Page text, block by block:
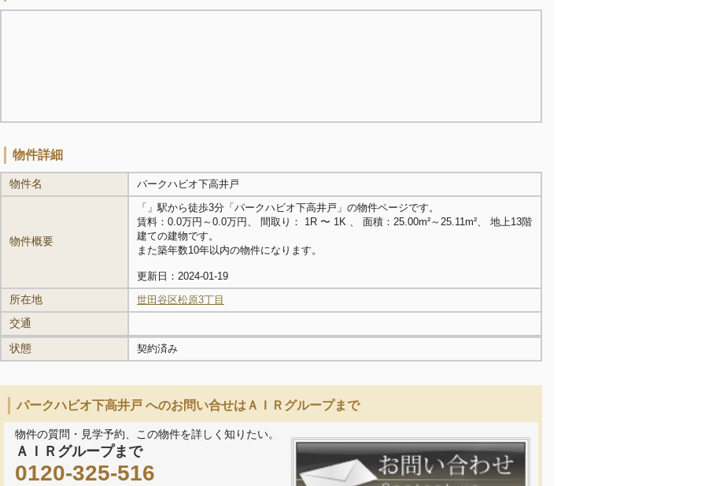
物件詳細
物件名 パークハビオ下高井戸
物件概要
「 」駅から徒歩3分「パークハビオ下高井戸」の物件ページです。
賃料：0.0万円～0.0万円、 間取り： 1R 〜 1K 、 面積：25.00m²～25.11m²、 地上13階
建ての建物です。
また築年数10年以内の物件になります。
更新日：2024-01-19
所在地 世田谷区松原3丁目
交通
状態
契約済み
パークハビオ下高井戸 へのお問い合せはＡＩＲグループまで
物件の質問・見学予約、この物件を詳しく知りたい。
ＡＩＲグループまで
0120-325-516